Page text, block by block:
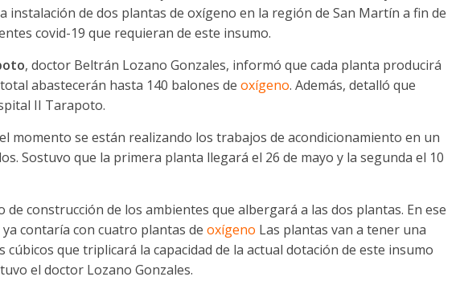
instalación de dos plantas de oxígeno en la región de San Martín a fin de
covid-19 que requieran de este insumo.
, doctor Beltrán Lozano Gonzales, informó que cada planta producirá
abastecerán hasta 140 balones de oxígeno. Además, detalló que
II Tarapoto.
momento se están realizando los trabajos de acondicionamiento en un
Sostuvo que la primera planta llegará el 26 de mayo y la segunda el 10
de construcción de los ambientes que albergará a las dos plantas. En ese
contaría con cuatro plantas de oxígeno Las plantas van a tener una
cúbicos que triplicará la capacidad de la actual dotación de este insumo
el doctor Lozano Gonzales.